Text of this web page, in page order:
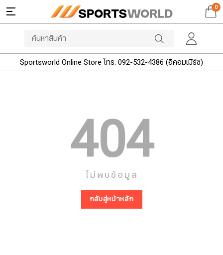
0
Sportsworld Online Store โทร: 092-532-4386 (อีคอมเมิร์ซ)
404
ไม่พบข้อมูล
กลับสู่หน้าหลัก